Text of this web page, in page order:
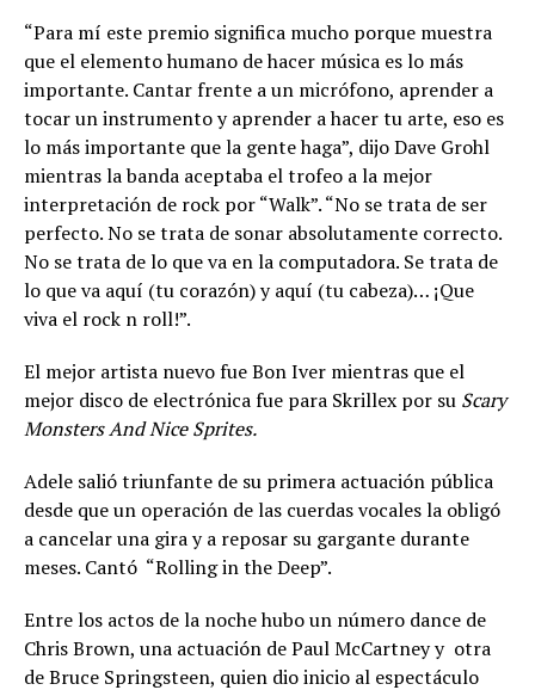
“Para mí este premio significa mucho porque muestra
que el elemento humano de hacer música es lo más
importante. Cantar frente a un micrófono, aprender a
tocar un instrumento y aprender a hacer tu arte, eso es
lo más importante que la gente haga”, dijo Dave Grohl
mientras la banda aceptaba el trofeo a la mejor
interpretación de rock por “Walk”. “No se trata de ser
perfecto. No se trata de sonar absolutamente correcto.
No se trata de lo que va en la computadora. Se trata de
lo que va aquí (tu corazón) y aquí (tu cabeza)… ¡Que
viva el rock n roll!”.
El mejor artista nuevo fue Bon Iver mientras que el
mejor disco de electrónica fue para Skrillex por su Scary
Monsters And Nice Sprites.
Adele salió triunfante de su primera actuación pública
desde que un operación de las cuerdas vocales la obligó
a cancelar una gira y a reposar su gargante durante
meses. Cantó “Rolling in the Deep”.
Entre los actos de la noche hubo un número dance de
Chris Brown, una actuación de Paul McCartney y otra
de Bruce Springsteen, quien dio inicio al espectáculo